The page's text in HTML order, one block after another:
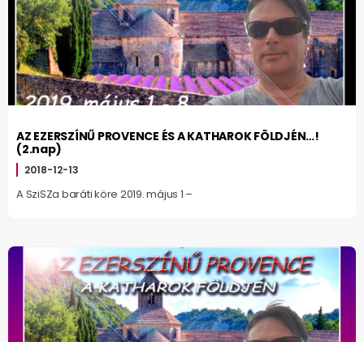
AZ EZERSZÍNŰ PROVENCE ÉS A KATHAROK FÖLDJÉN…!
(2.nap)
2018-12-13
A SziSZa baráti köre 2019. május 1 –